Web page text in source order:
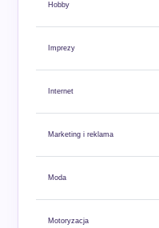
Hobby
Imprezy
Internet
Marketing i reklama
Moda
Motoryzacja